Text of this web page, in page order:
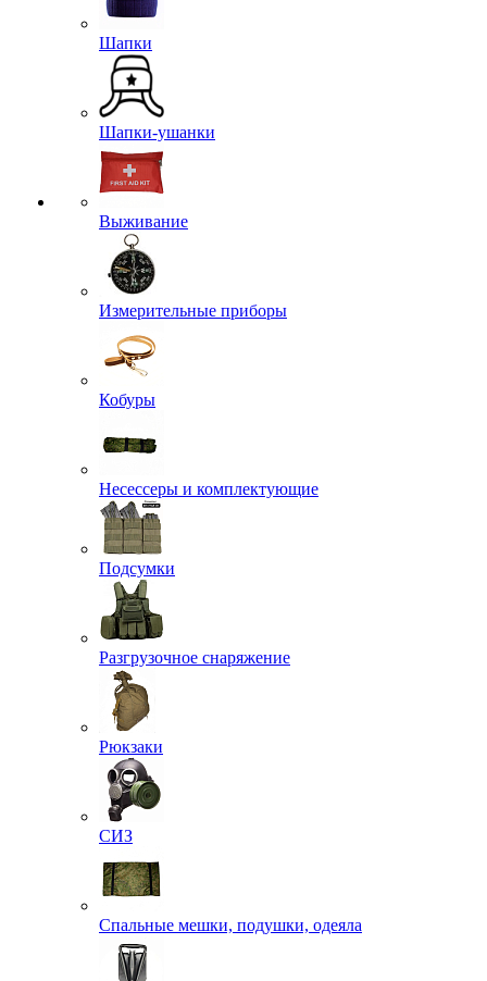
Шапки
Шапки-ушанки
Выживание
Измерительные приборы
Кобуры
Несессеры и комплектующие
Подсумки
Разгрузочное снаряжение
Рюкзаки
СИЗ
Спальные мешки, подушки, одеяла